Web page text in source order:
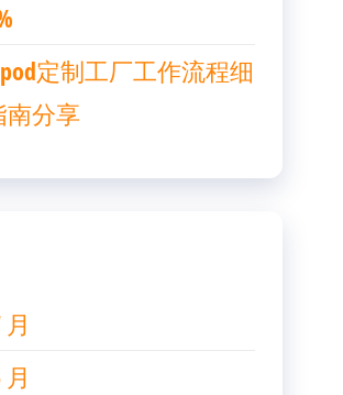
定制工厂工作流程细
分享